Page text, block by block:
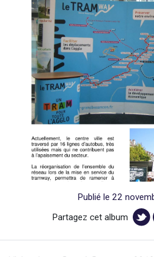
Publié le 22
Partagez cet album